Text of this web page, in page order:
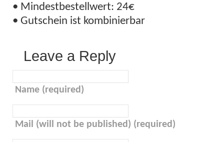
• Mindestbestellwert: 24€
• Gutschein ist kombinierbar
Leave a Reply
Name (required)
Mail (will not be published) (required)